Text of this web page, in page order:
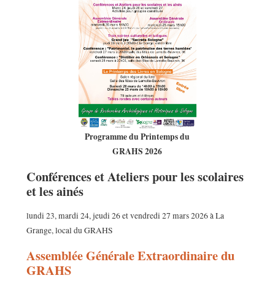
Programme du Printemps du
GRAHS 2026
Conférences et Ateliers pour les scolaires
et les ainés
lundi 23, mardi 24, jeudi 26 et vendredi 27 mars 2026 à La
Grange, local du GRAHS
Assemblée Générale Extraordinaire du
GRAHS